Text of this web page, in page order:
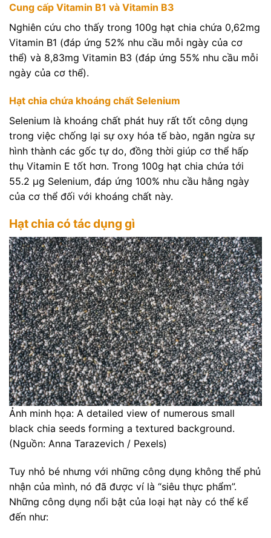
Cung cấp Vitamin B1 và Vitamin B3
Nghiên cứu cho thấy trong 100g hạt chia chứa 0,62mg
Vitamin B1 (đáp ứng 52% nhu cầu mỗi ngày của cơ
thể) và 8,83mg Vitamin B3 (đáp ứng 55% nhu cầu mỗi
ngày của cơ thể).
Hạt chia chứa khoáng chất Selenium
Selenium là khoáng chất phát huy rất tốt công dụng
trong việc chống lại sự oxy hóa tế bào, ngăn ngừa sự
hình thành các gốc tự do, đồng thời giúp cơ thể hấp
thụ Vitamin E tốt hơn. Trong 100g hạt chia chứa tới
55.2 µg Selenium, đáp ứng 100% nhu cầu hằng ngày
của cơ thể đối với khoáng chất này.
Hạt chia có tác dụng gì
Ảnh minh họa: A detailed view of numerous small
black chia seeds forming a textured background.
(Nguồn: Anna Tarazevich / Pexels)
Tuy nhỏ bé nhưng với những công dụng không thể phủ
nhận của mình, nó đã được ví là “siêu thực phẩm”.
Những công dụng nổi bật của loại hạt này có thể kể
đến như: